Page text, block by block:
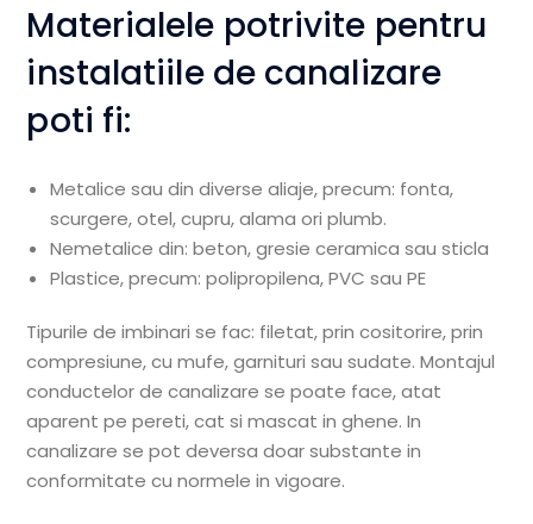
Materialele potrivite pentru
instalatiile de canalizare
poti fi:
Metalice sau din diverse aliaje, precum: fonta,
scurgere, otel, cupru, alama ori plumb.
Nemetalice din: beton, gresie ceramica sau sticla
Plastice, precum: polipropilena, PVC sau PE
Tipurile de imbinari se fac: filetat, prin cositorire, prin
compresiune, cu mufe, garnituri sau sudate. Montajul
conductelor de canalizare se poate face, atat
aparent pe pereti, cat si mascat in ghene. In
canalizare se pot deversa doar substante in
conformitate cu normele in vigoare.